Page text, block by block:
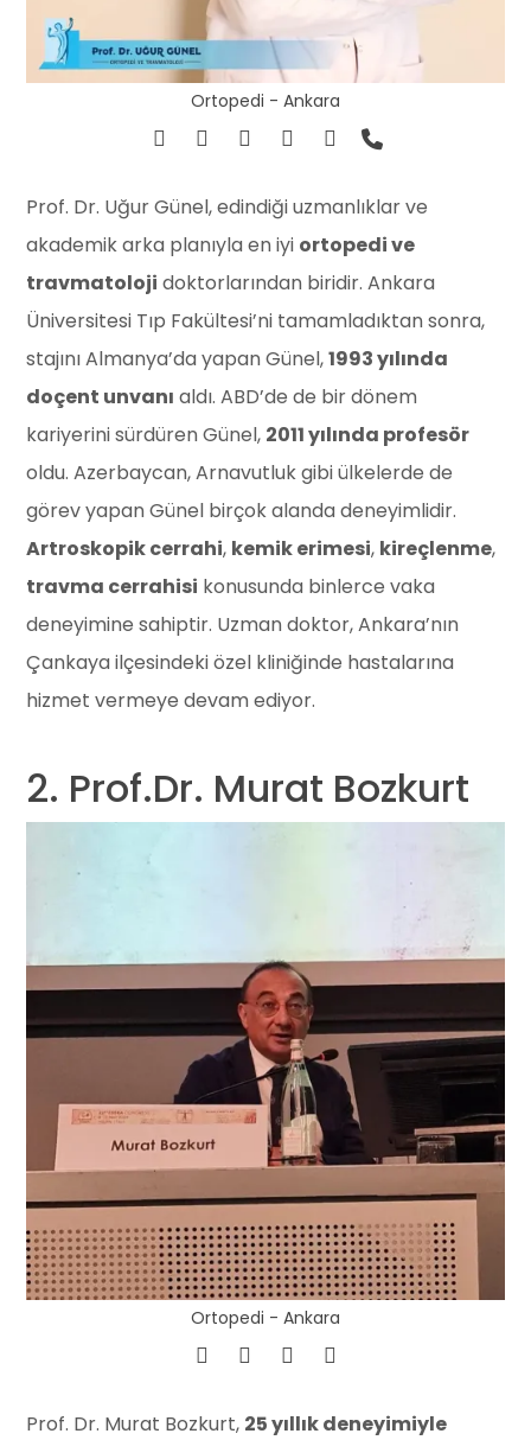
Ortopedi - Ankara
Prof. Dr. Uğur Günel, edindiği uzmanlıklar ve
akademik arka planıyla en iyi ortopedi ve
travmatoloji doktorlarından biridir. Ankara
Üniversitesi Tıp Fakültesi’ni tamamladıktan sonra,
stajını Almanya’da yapan Günel,1993 yılında
doçent unvanı aldı. ABD’de de bir dönem
kariyerini sürdüren Günel, 2011 yılında profesör
oldu. Azerbaycan, Arnavutluk gibi ülkelerde de
görev yapan Günel birçok alanda deneyimlidir.
Artroskopik cerrahi, kemik erimesi, kireçlenme,
travma cerrahisi konusunda binlerce vaka
deneyimine sahiptir. Uzman doktor, Ankara’nın
Çankaya ilçesindeki özel kliniğinde hastalarına
hizmet vermeye devam ediyor.
2. Prof.Dr. Murat Bozkurt
Ortopedi - Ankara
Prof. Dr. Murat Bozkurt, 25 yıllık deneyimiyle